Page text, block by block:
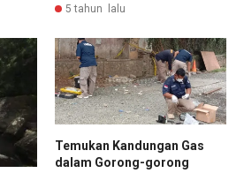
5 tahun lalu
Temukan Kandungan Gas
dalam Gorong-gorong